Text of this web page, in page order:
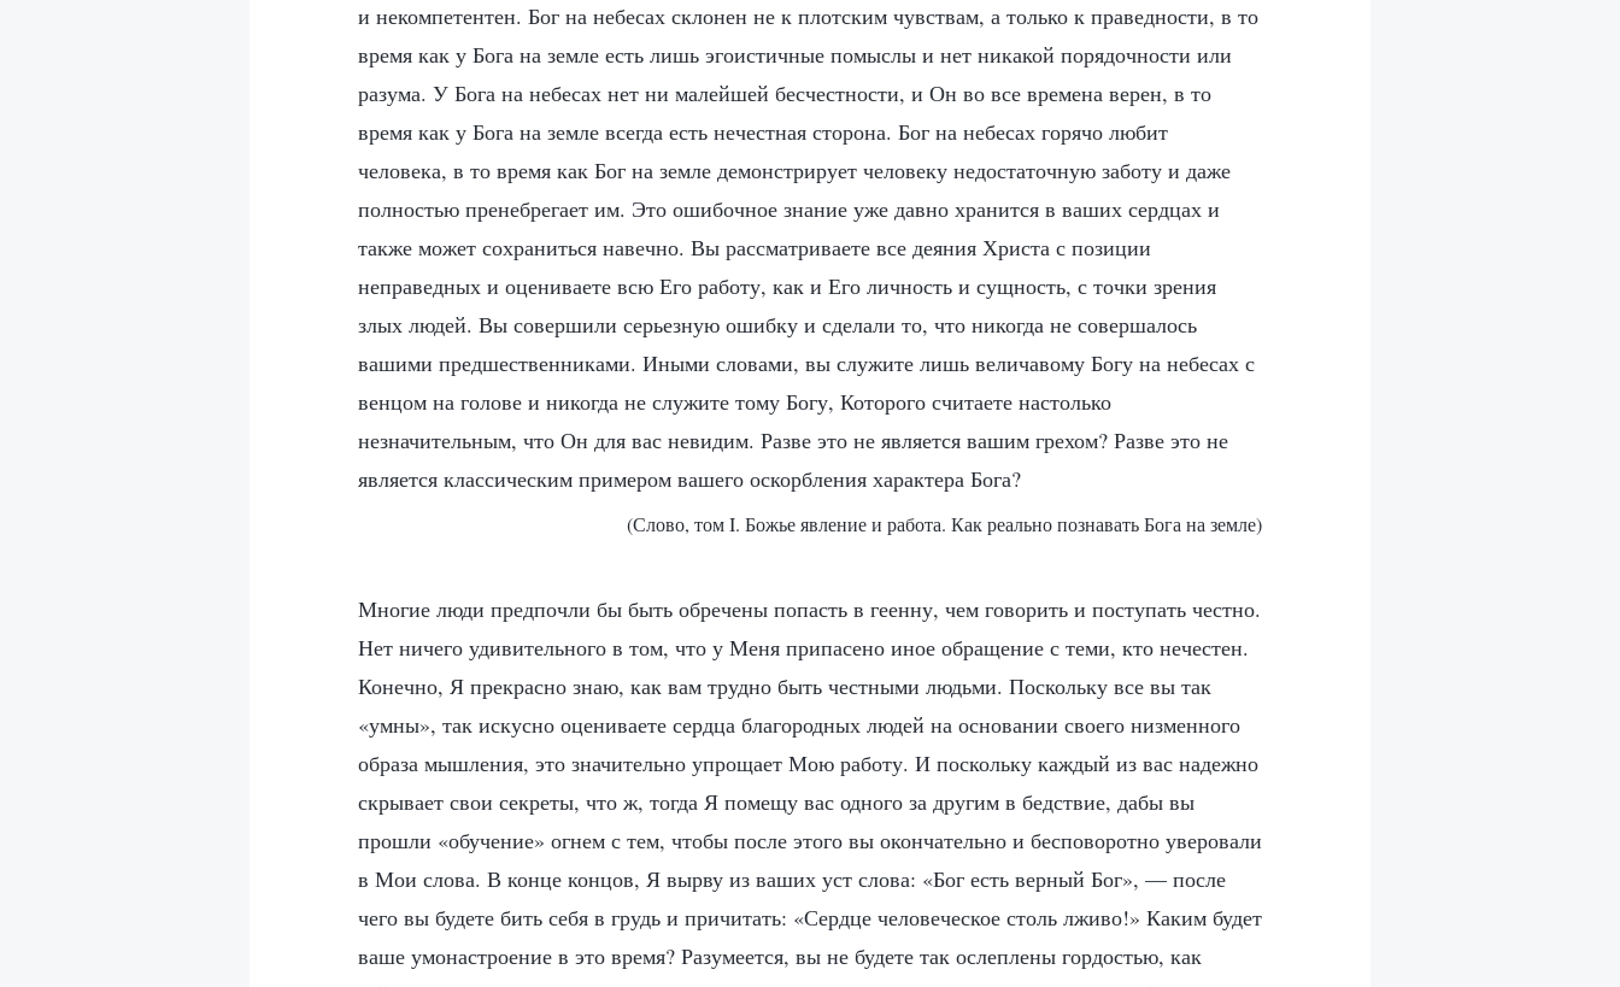
и некомпетентен. Бог на небесах склонен не к плотским чувствам, а только к праведности, в то
время как у Бога на земле есть лишь эгоистичные помыслы и нет никакой порядочности или
разума. У Бога на небесах нет ни малейшей бесчестности, и Он во все времена верен, в то
время как у Бога на земле всегда есть нечестная сторона. Бог на небесах горячо любит
человека, в то время как Бог на земле демонстрирует человеку недостаточную заботу и даже
полностью пренебрегает им. Это ошибочное знание уже давно хранится в ваших сердцах и
также может сохраниться навечно. Вы рассматриваете все деяния Христа с позиции
неправедных и оцениваете всю Его работу, как и Его личность и сущность, с точки зрения
злых людей. Вы совершили серьезную ошибку и сделали то, что никогда не совершалось
вашими предшественниками. Иными словами, вы служите лишь величавому Богу на небесах с
венцом на голове и никогда не служите тому Богу, Которого считаете настолько
незначительным, что Он для вас невидим. Разве это не является вашим грехом? Разве это не
является классическим примером вашего оскорбления характера Бога?
(Слово, том I. Божье явление и работа. Как реально познавать Бога на земле)
Многие люди предпочли бы быть обречены попасть в геенну, чем говорить и поступать честно.
Нет ничего удивительного в том, что у Меня припасено иное обращение с теми, кто нечестен.
Конечно, Я прекрасно знаю, как вам трудно быть честными людьми. Поскольку все вы так
«умны», так искусно оцениваете сердца благородных людей на основании своего низменного
образа мышления, это значительно упрощает Мою работу. И поскольку каждый из вас надежно
скрывает свои секреты, что ж, тогда Я помещу вас одного за другим в бедствие, дабы вы
прошли «обучение» огнем с тем, чтобы после этого вы окончательно и бесповоротно уверовали
в Мои слова. В конце концов, Я вырву из ваших уст слова: «Бог есть верный Бог», — после
чего вы будете бить себя в грудь и причитать: «Сердце человеческое столь лживо!» Каким будет
ваше умонастроение в это время? Разумеется, вы не будете так ослеплены гордостью, как